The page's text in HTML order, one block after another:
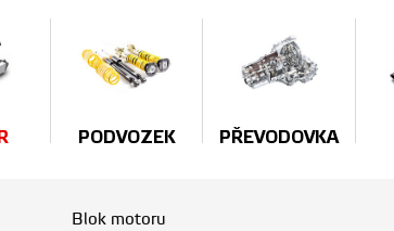
PODVOZEK PŘEVODOVKA
Blok motoru